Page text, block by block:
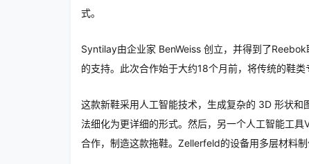
式。
Syntilay由企业家 BenWeiss 创立，并得到了
的支持。此次合作始于大约18个月前，将传统的鞋
这款新鞋采用人工智能技术，生成复杂的 3D 形状
法细化为更详细的形式。然后，另一个人工智能工
合作，制造这款拖鞋。Zellerfeld的设备用多层材料